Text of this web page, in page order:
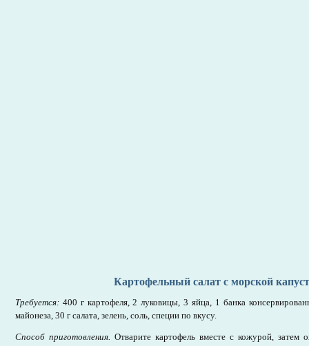
Картофельный салат с морской
Требуется: 400 г картофеля, 2 луковицы, 3 яйца, 1 банка
майонеза, 30 г салата, зелень, соль, специи по вкусу.
Способ приготовления. Отварите картофель вместе с кожурой, затем